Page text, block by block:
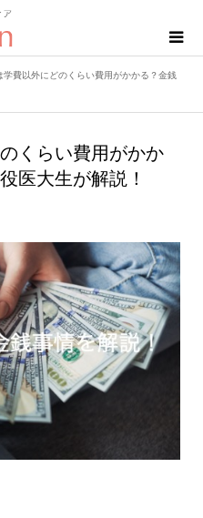
学費以外にどのくらい費用がかかる？金銭
くらい費用がかか
医大生が解説！